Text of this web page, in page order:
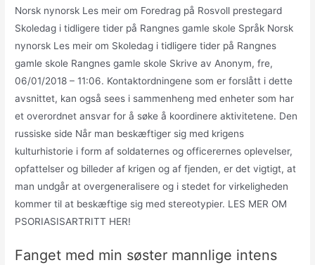
Norsk nynorsk Les meir om Foredrag på Rosvoll prestegard
Skoledag i tidligere tider på Rangnes gamle skole Språk Norsk
nynorsk Les meir om Skoledag i tidligere tider på Rangnes
gamle skole Rangnes gamle skole Skrive av Anonym, fre,
06/01/2018 – 11:06. Kontaktordningene som er forslått i dette
avsnittet, kan også sees i sammenheng med enheter som har
et overordnet ansvar for å søke å koordinere aktivitetene. Den
russiske side Når man beskæftiger sig med krigens
kulturhistorie i form af soldaternes og officerernes oplevelser,
opfattelser og billeder af krigen og af fjenden, er det vigtigt, at
man undgår at overgeneralisere og i stedet for virkeligheden
kommer til at beskæftige sig med stereotypier. LES MER OM
PSORIASISARTRITT HER!
Fanget med min søster mannlige intens